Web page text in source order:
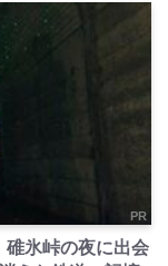
PR
碓氷峠の夜に出会